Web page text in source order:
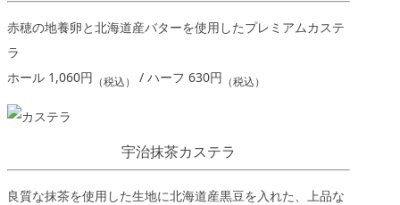
赤穂の地養卵と北海道産バターを使用したプレミアムカステ
ラ
ホール 1,060円 （税込） / ハーフ 630円 （税込）
宇治抹茶カステラ
良質な抹茶を使用した生地に北海道産黒豆を入れた、上品な